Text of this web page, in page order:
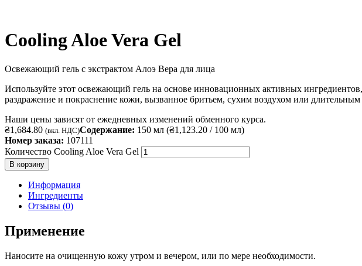
Cooling Aloe Vera Gel
Освежающий гель с экстрактом Алоэ Вера для лица
Используйте этот освежающий гель на основе инновационных активных
раздражение и покраснение кожи, вызванное бритьем, сухим воздухом или
Наши цены зависят от ежедневных изменений обменного курса.
₴1,684.80 (вкл. НДС)Содержание: 150 мл (₴1,123.20 / 100 мл)
Номер заказа: 107111
Количество Cooling Aloe Vera Gel
В корзину
Информация
Ингредиенты
Отзывы (0)
Применение
Наносите на очищенную кожу утром и вечером, или по мере необходимости.